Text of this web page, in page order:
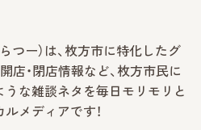
つー）は、枚方市に特化したグ
店・閉店情報など、枚方市民に
うな雑談ネタを毎日モリモリと
メディアです！